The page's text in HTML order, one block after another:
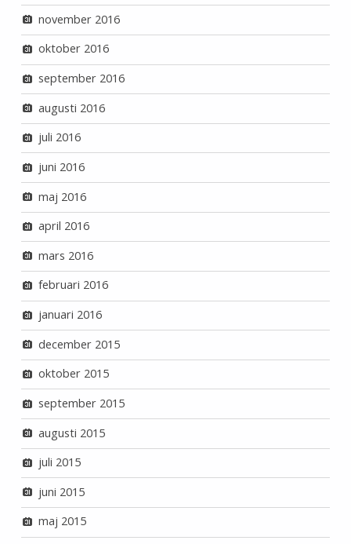
november 2016
oktober 2016
september 2016
augusti 2016
juli 2016
juni 2016
maj 2016
april 2016
mars 2016
februari 2016
januari 2016
december 2015
oktober 2015
september 2015
augusti 2015
juli 2015
juni 2015
maj 2015